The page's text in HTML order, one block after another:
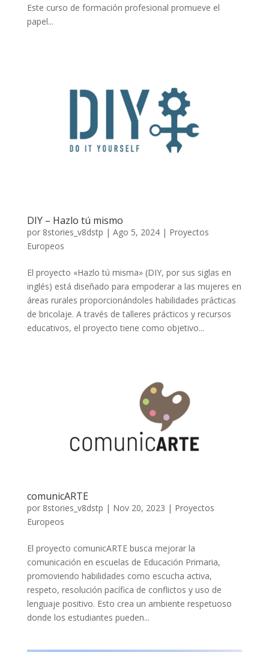
Este curso de formación profesional promueve el
papel...
DIY – Hazlo tú mismo
por 8stories_v8dstp | Ago 5, 2024| Proyectos
Europeos
El proyecto «Hazlo tú misma» (DIY, por sus siglas en
inglés) está diseñado para empoderar a las mujeres en
áreas rurales proporcionándoles habilidades prácticas
de bricolaje. A través de talleres prácticos y recursos
educativos, el proyecto tiene como objetivo...
comunicARTE
por 8stories_v8dstp | Nov 20, 2023 | Proyectos
Europeos
El proyecto comunicARTE busca mejorar la
comunicación en escuelas de Educación Primaria,
promoviendo habilidades como escucha activa,
respeto, resolución pacífica de conflictos y uso de
lenguaje positivo. Esto crea un ambiente respetuoso
donde los estudiantes pueden...